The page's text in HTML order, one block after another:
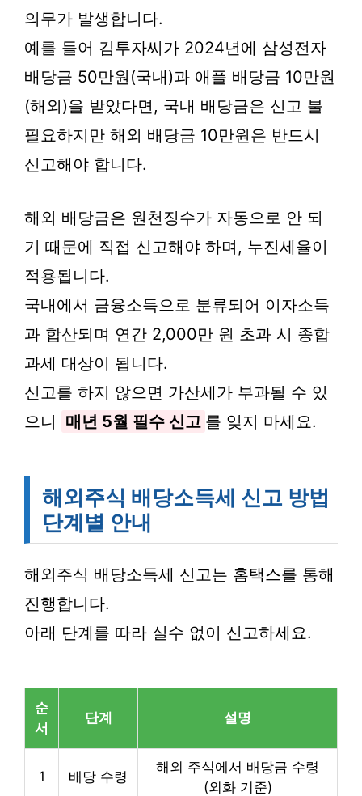
의무가 발생합니다.
예를 들어 김투자씨가 2024년에 삼성전자
배당금 50만원(국내)과 애플 배당금 10만원
(해외)을 받았다면, 국내 배당금은 신고 불
필요하지만 해외 배당금 10만원은 반드시
신고해야 합니다.
해외 배당금은 원천징수가 자동으로 안 되
기 때문에 직접 신고해야 하며, 누진세율이
적용됩니다.
국내에서 금융소득으로 분류되어 이자소득
과 합산되며 연간 2,000만 원 초과 시 종합
과세 대상이 됩니다.
신고를 하지 않으면 가산세가 부과될 수 있
으니
매년 5월 필수 신고 를 잊지 마세요.
해외주식 배당소득세 신고 방법
단계별 안내
해외주식 배당소득세 신고는 홈택스를 통해
진행합니다.
아래 단계를 따라 실수 없이 신고하세요.
순
서
단계 설명
1 배당 수령
해외 주식에서 배당금 수령
(외화 기준)